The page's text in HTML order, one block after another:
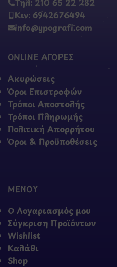
Κιν: 6942676494
info@ypografi.com
ONLINE ΑΓΟΡΕΣ
Ακυρώσεις
Όροι Επιστροφών
Τρόποι Αποστολής
Τρόποι Πληρωμής
Πολιτική Απορρήτου
Όροι & Προϋποθέσεις
ΜΕΝΟΥ
Ο Λογαριασμός μου
Σύγκριση Προϊόντων
Wishlist
Καλάθι
Shop